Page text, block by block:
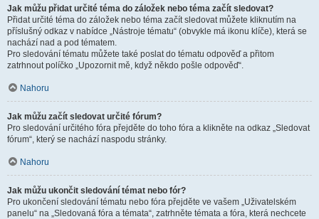
Jak můžu přidat určité téma do záložek nebo téma začít sledovat?
Přidat určité téma do záložek nebo téma začít sledovat můžete kliknutím na
příslušný odkaz v nabídce „Nástroje tématu“ (obvykle má ikonu klíče), která se
nachází nad a pod tématem.
Pro sledování tématu můžete také poslat do tématu odpověď a přitom
zatrhnout políčko „Upozornit mě, když někdo pošle odpověď“.
Nahoru
Jak můžu začít sledovat určité fórum?
Pro sledování určitého fóra přejděte do toho fóra a klikněte na odkaz „Sledovat
fórum“, který se nachází naspodu stránky.
Nahoru
Jak můžu ukončit sledování témat nebo fór?
Pro ukončení sledování tématu nebo fóra přejděte ve vašem „Uživatelském
panelu“ na „Sledovaná fóra a témata“, zatrhněte témata a fóra, která nechcete